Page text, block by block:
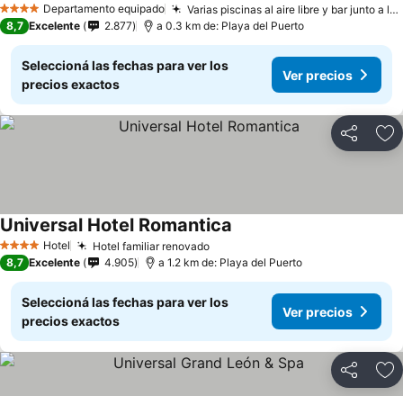
4 EstrellasDepartamento equipado Varias piscinas al aire libre y bar junto a la piscina.
8,7 Excelente 2.877 a 0.3 km de: Playa del Puerto
Seleccioná las fechas para ver los
precios exactos
Ver precios
Compartir
4 EstrellasHotel Hotel familiar renovado
Universal Hotel Romantica
8,7 Excelente 4.905 a 1.2 km de: Playa del Puerto
Seleccioná las fechas para ver los
precios exactos
Ver precios
Compartir